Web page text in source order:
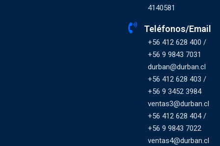
4140581
Teléfonos/Email
+56 412 628 400 /
+56 9 9843 7031
durban@durban.cl
+56 412 628 403 /
+56 9 3452 3984
ventas3@durban.cl
+56 412 628 404 /
+56 9 9843 7022
ventas4@durban.cl